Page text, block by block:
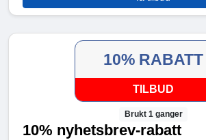
10% RABATT
TILBUD
Brukt 1 ganger
10% nyhetsbrev-rabatt